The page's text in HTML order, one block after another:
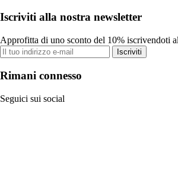
Iscriviti alla nostra newsletter
Approfitta di uno sconto del 10% iscrivendoti
Iscriviti
Rimani connesso
Seguici sui social